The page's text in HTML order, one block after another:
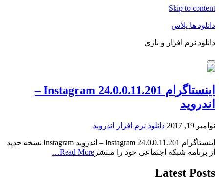
Skip to content
دانلود ها پلاس
دانلود نرم افزار و بازی
اینستاگرام Instagram 24.0.0.11.201 –
اندروید
نوامبر 19, 2017 دانلود نرم افزار اندروید
اینستاگرام Instagram 24.0.0.11.201 – اندروید Instagram نسخه جدید
از برنامه شبکه اجتماعی خود را منتشر Read More…
Latest Posts